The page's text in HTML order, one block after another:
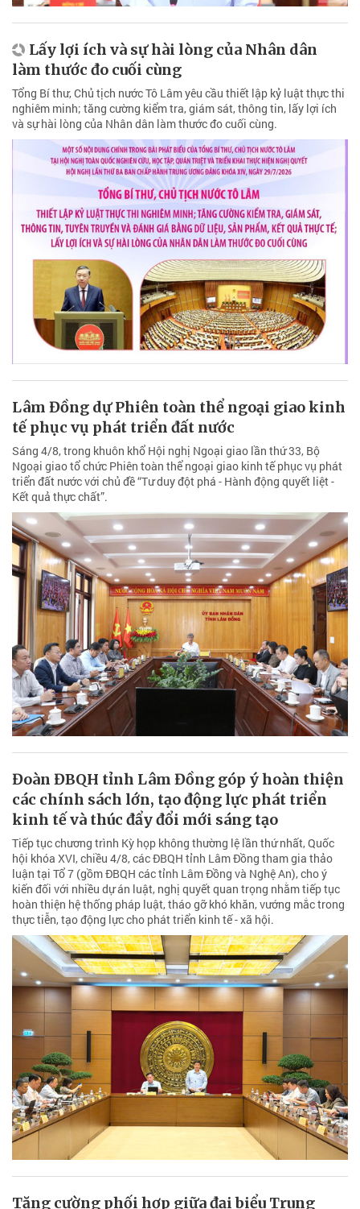
Lấy lợi ích và sự hài lòng của Nhân dân
làm thước đo cuối cùng
Tổng Bí thư, Chủ tịch nước Tô Lâm yêu cầu thiết lập kỷ luật thực thi
nghiêm minh; tăng cường kiểm tra, giám sát, thông tin, lấy lợi ích
và sự hài lòng của Nhân dân làm thước đo cuối cùng.
Lâm Đồng dự Phiên toàn thể ngoại giao kinh
tế phục vụ phát triển đất nước
Sáng 4/8, trong khuôn khổ Hội nghị Ngoại giao lần thứ 33, Bộ
Ngoại giao tổ chức Phiên toàn thể ngoại giao kinh tế phục vụ phát
triển đất nước với chủ đề “Tư duy đột phá - Hành động quyết liệt -
Kết quả thực chất”.
Đoàn ĐBQH tỉnh Lâm Đồng góp ý hoàn thiện
các chính sách lớn, tạo động lực phát triển
kinh tế và thúc đẩy đổi mới sáng tạo
Tiếp tục chương trình Kỳ họp không thường lệ lần thứ nhất, Quốc
hội khóa XVI, chiều 4/8, các ĐBQH tỉnh Lâm Đồng tham gia thảo
luận tại Tổ 7 (gồm ĐBQH các tỉnh Lâm Đồng và Nghệ An), cho ý
kiến đối với nhiều dự án luật, nghị quyết quan trọng nhằm tiếp tục
hoàn thiện hệ thống pháp luật, tháo gỡ khó khăn, vướng mắc trong
thực tiễn, tạo động lực cho phát triển kinh tế - xã hội.
Tăng cường phối hợp giữa đại biểu Trung